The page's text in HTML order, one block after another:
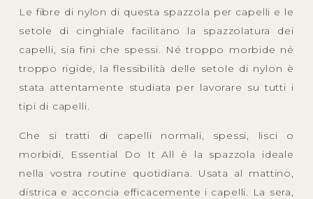
Le fibre di nylon di questa spazzola per capelli e le
setole di cinghiale facilitano la spazzolatura dei
capelli, sia fini che spessi. Né troppo morbide né
troppo rigide, la flessibilità delle setole di nylon è
stata attentamente studiata per lavorare su tutti i
tipi di capelli.
Che si tratti di capelli normali, spessi, lisci o
morbidi, Essential Do It All è la spazzola ideale
nella vostra routine quotidiana. Usata al mattino,
districa e acconcia efficacemente i capelli. La sera,